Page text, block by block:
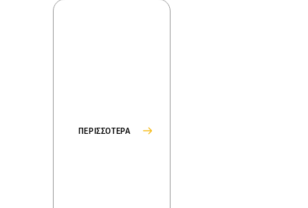
ΠΕΡΙΣΣΟΤΕΡΑ